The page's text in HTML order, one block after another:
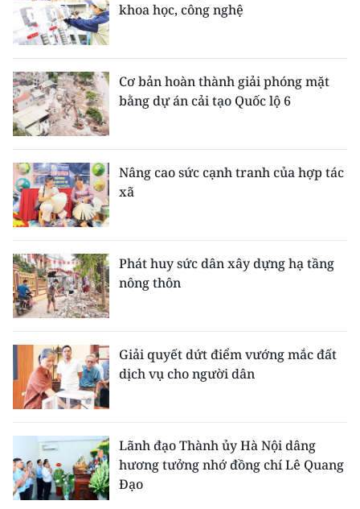
khoa học, công nghệ
Cơ bản hoàn thành giải phóng mặt
bằng dự án cải tạo Quốc lộ 6
Nâng cao sức cạnh tranh của hợp tác
xã
Phát huy sức dân xây dựng hạ tầng
nông thôn
Giải quyết dứt điểm vướng mắc đất
dịch vụ cho người dân
Lãnh đạo Thành ủy Hà Nội dâng
hương tưởng nhớ đồng chí Lê Quang
Đạo